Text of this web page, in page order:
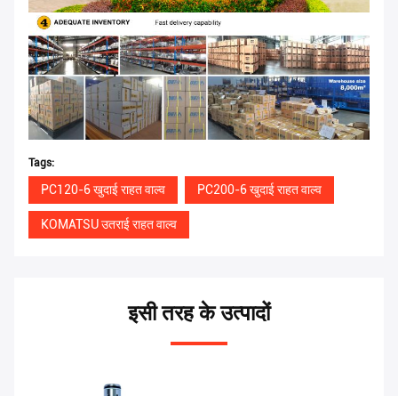
Tags:
PC120-6 खुदाई राहत वाल्व PC200-6 खुदाई राहत वाल्व
KOMATSU उतराई राहत वाल्व
इसी तरह के उत्पादों